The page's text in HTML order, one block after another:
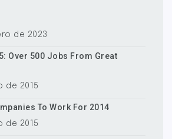
de 2023
Over 500 Jobs From Great
de 2015
To Work For 2014
de 2015